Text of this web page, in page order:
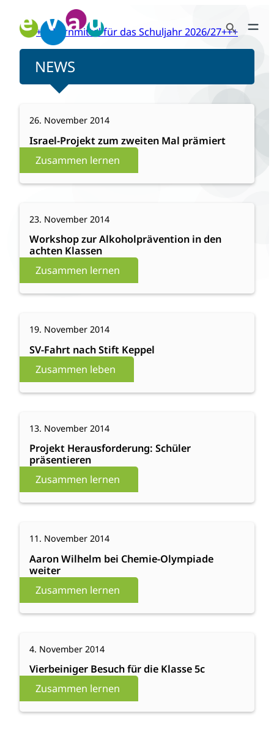
Inhalt
springen
Search
for:
+++Lernmittel für das Schuljahr 2026/27+++
NEWS
Zusammen lernen
26. November 2014
Israel-Projekt zum zweiten Mal prämiert
Israel-
Projekt
zum
Mal
Zusammen lernen
23. November 2014
Workshop zur Alkoholprävention in den
achten Klassen
Workshop
zur
Alkoholprävention
in
den
achten
Zusammen leben
19. November 2014
SV-Fahrt nach Stift Keppel
SV-
Fahrt
nach
Keppel
Zusammen lernen
13. November 2014
Projekt Herausforderung: Schüler
präsentieren
Projekt
Herausforderung:
Schüler
präsentieren
Zusammen lernen
11. November 2014
Aaron Wilhelm bei Chemie-Olympiade
weiter
Aaron
Wilhelm
Chemie-
Olympiade
weiter
Zusammen lernen
4. November 2014
Vierbeiniger Besuch für die Klasse 5c
Vierbeiniger
Besuch
für
die
Klasse